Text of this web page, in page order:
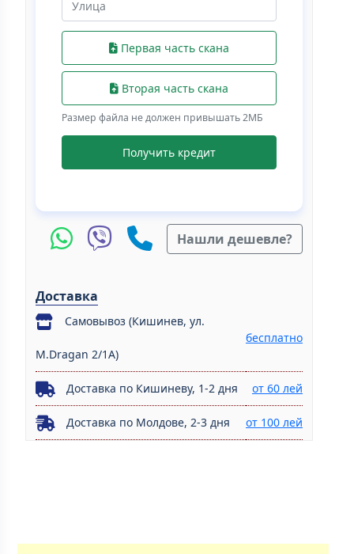
Первая часть скана
Вторая часть скана
Размер файла не должен привышать 2МБ
Получить кредит
Нашли дешевле?
Доставка
Самовывоз (Кишинев, ул.
M.Dragan 2/1A)
бесплатно
Доставка по Кишиневу, 1-2 дня от 60 лей
Доставка по Молдове, 2-3 дня от 100 лей